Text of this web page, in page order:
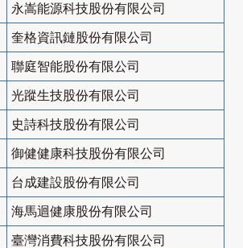
永嵩能源科技股份有限公司
奎格資訊鏈股份有限公司
聯庭智能股份有限公司
光蹤生技股份有限公司
史詩科技股份有限公司
御健健康科技股份有限公司
台成建設股份有限公司
海馬迴健康股份有限公司
臺灣消費科技股份有限公司